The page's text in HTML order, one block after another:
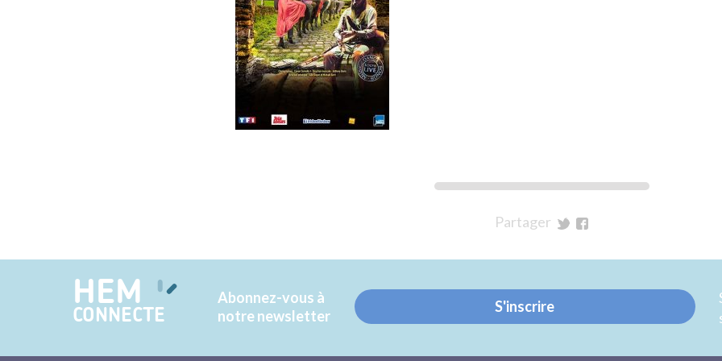
Partager
Twitter
Facebook
HEM
CONNECTE
Abonnez-vous à
notre newsletter
S'inscrire